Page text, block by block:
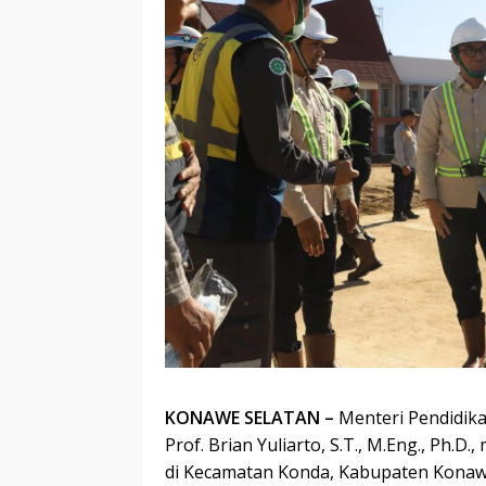
KONAWE SELATAN – Menteri
Prof. Brian Yuliarto, S.T., M.Eng.,
di Kecamatan Konda, Kabupaten